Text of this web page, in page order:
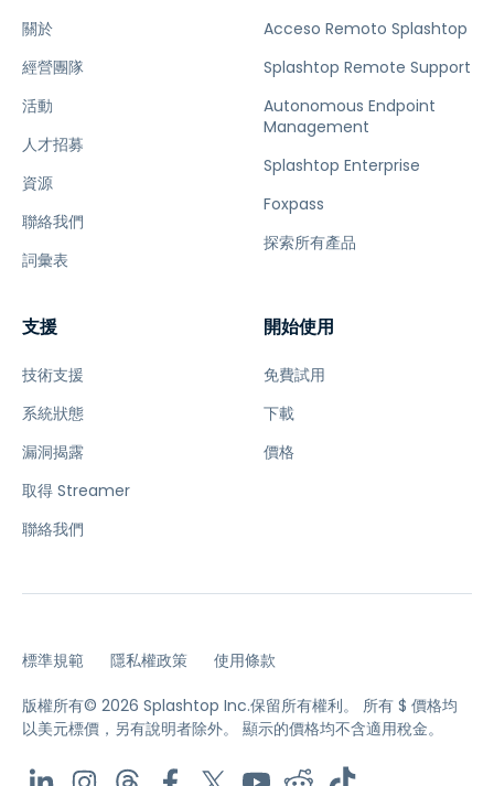
關於
經營團隊
活動
人才招募
資源
聯絡我們
詞彙表
Acceso Remoto Splashtop
Splashtop Remote Support
Autonomous Endpoint
Management
Splashtop Enterprise
Foxpass
探索所有產品
支援
技術支援
系統狀態
漏洞揭露
取得 Streamer
聯絡我們
開始使用
免費試用
下載
價格
標準規範 隱私權政策 使用條款
版權所有© 2026 Splashtop Inc.保留所有權利。
所有 $ 價格均
以美元標價，另有說明者除外。
顯示的價格均不含適用稅金。